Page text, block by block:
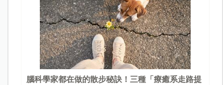
腦科學家都在做的散步秘訣！三種「療癒系走路提